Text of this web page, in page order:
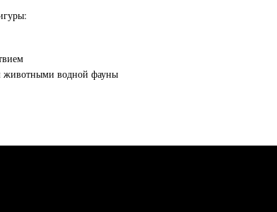
животными водной фауны